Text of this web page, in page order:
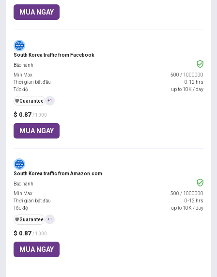
MUA NGAY
South Korea traffic from Facebook
$ 0.87 / 1000
MUA NGAY
Bảo hành
Min Max
500 / 1000000
Thời gian bắt đầu
0-12 hrs
Tốc độ
up to 10K / day
️🛡️Guarantee +1
South Korea traffic from Amazon.com
$ 0.87 / 1000
MUA NGAY
Bảo hành
Min Max
500 / 1000000
Thời gian bắt đầu
0-12 hrs
Tốc độ
up to 10K / day
️🛡️Guarantee +1